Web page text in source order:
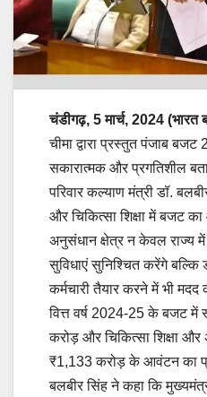
चंडीगढ़, 5 मार्च, 2024 (भारत
चीमा द्वारा प्रस्तुत पंजाब
सकारात्मक और प्रगतिशील
परिवार कल्याण मंत्री डॉ.
और चिकित्सा शिक्षा में बजट
अनुसंधान क्षेत्र न केवल राज्य में
सुविधाएं सुनिश्चित करेंगे बल्कि
कर्मचारी तैयार करने में भी मदद
वित्त वर्ष 2024-25 के बजट में
करोड़ और चिकित्सा शिक्षा
₹1,133 करोड़ के आवंटन का
बलबीर सिंह ने कहा कि